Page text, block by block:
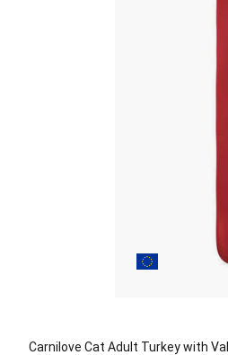
Carnilove Cat Adult Turkey with